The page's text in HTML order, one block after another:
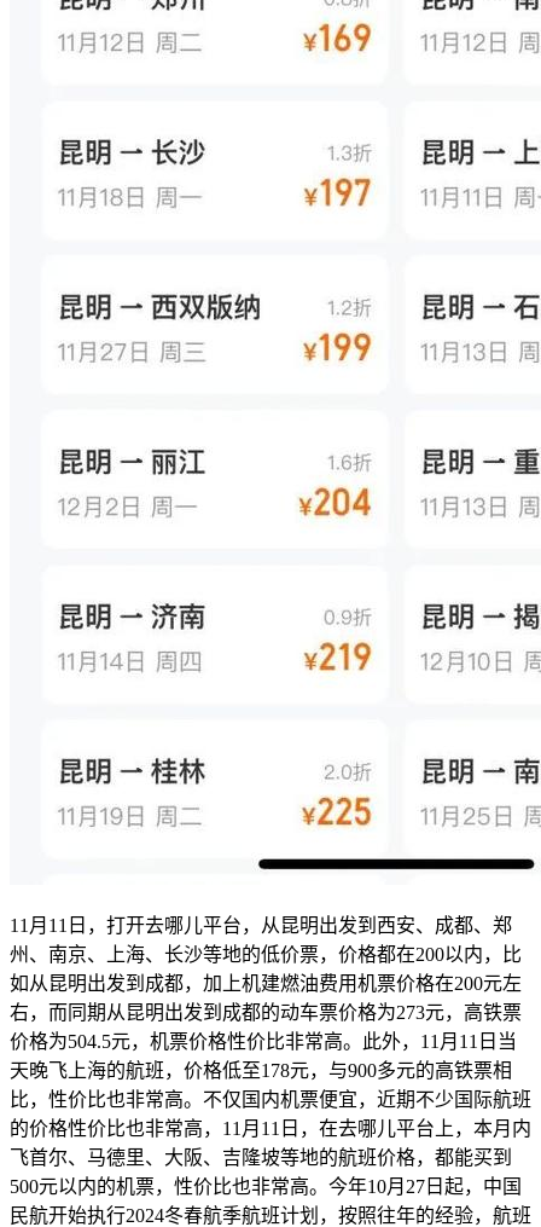
11月11日，打开去哪儿平台，从昆明出发到西安、成都、郑
州、南京、上海、长沙等地的低价票，价格都在200以内，比
如从昆明出发到成都，加上机建燃油费用机票价格在200元左
右，而同期从昆明出发到成都的动车票价格为273元，高铁票
价格为504.5元，机票价格性价比非常高。此外，11月11日当
天晚飞上海的航班，价格低至178元，与900多元的高铁票相
比，性价比也非常高。不仅国内机票便宜，近期不少国际航班
的价格性价比也非常高，11月11日，在去哪儿平台上，本月内
飞首尔、马德里、大阪、吉隆坡等地的航班价格，都能买到
500元以内的机票，性价比也非常高。今年10月27日起，中国
民航开始执行2024冬春航季航班计划，按照往年的经验，航班